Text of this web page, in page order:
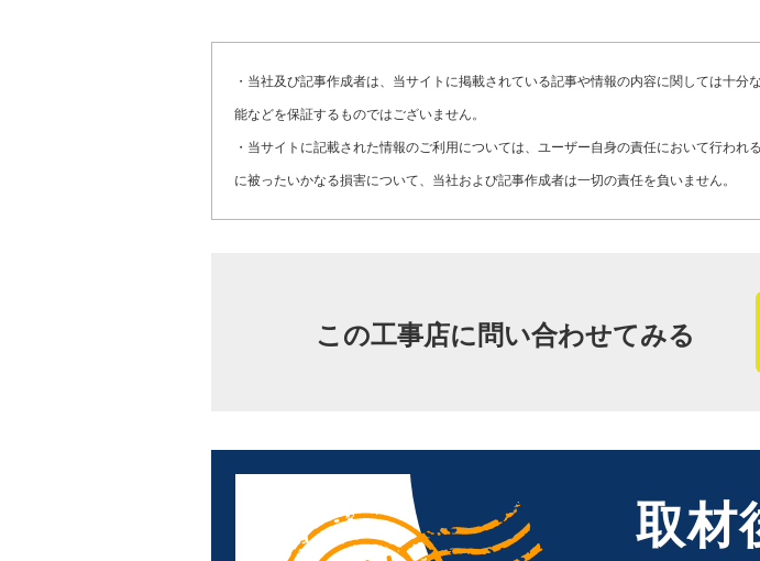
するケ
たりが
て、それ
１０年く
海沿い
材料を
※１ 棟板
※２ カ
最後に
るお客
「工事
はしっ
三恵メタ
ズ）」
客さまと
だとか
・当社及び記事作成者は、当サイトに掲載されている記事や情報の内容に関しては十
能などを保証するものではございません。
・当サイトに記載された情報のご利用については、ユーザー自身の責任において行わ
に被ったいかなる損害について、当社および記事作成者は一切の責任を負いません。
この工事店に問い合わせてみる
取材